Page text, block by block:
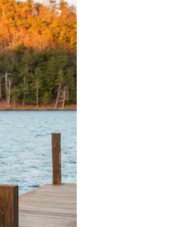
докосване или плъзгане.